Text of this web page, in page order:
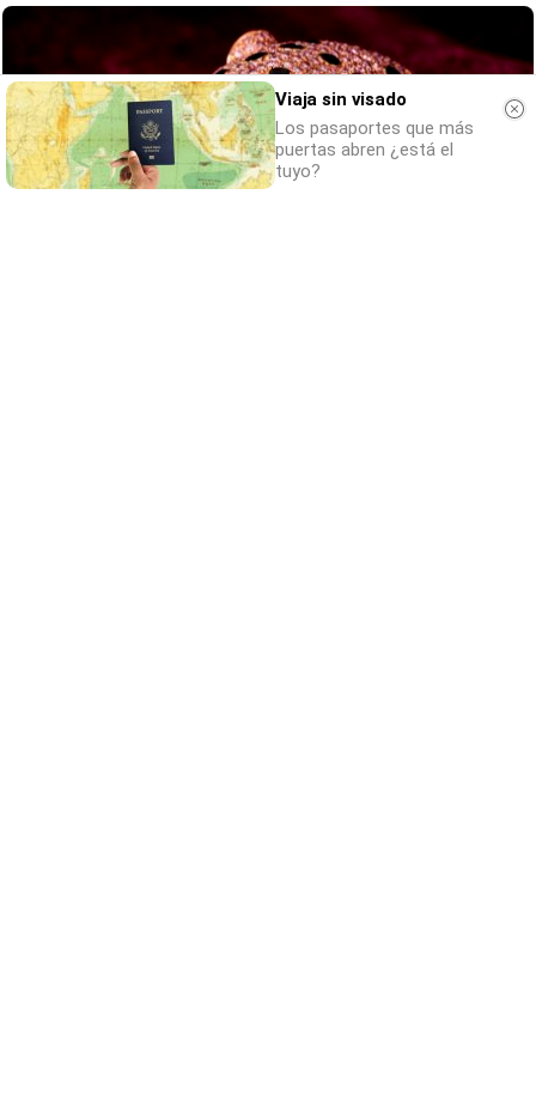
Viaja sin visado
Los pasaportes que más
puertas abren ¿está el
tuyo?